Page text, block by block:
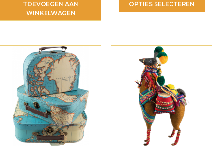
TOEVOEGEN AAN
WINKELWAGEN
OPTIES SELECTEREN